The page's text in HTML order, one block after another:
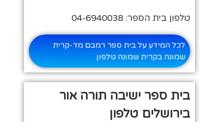
טלפון בית הספר: 04-6940038
לכל המידע על בית ספר רמבם מד-קרית
שמונה בקרית שמונה טלפון
בית ספר ישיבה תורה אור
בירושלים טלפון